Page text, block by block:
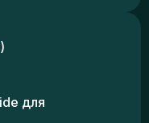
для